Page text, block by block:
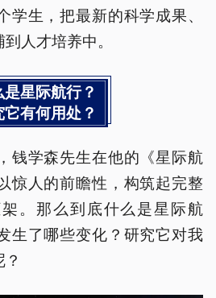
生，把最新的科学成果、
人才培养中。
星际航行？
有何用处？
钱学森先生在他的《星际航
惊人的前瞻性，构筑起完整
。那么到底什么是星际航
生了哪些变化？研究它对我